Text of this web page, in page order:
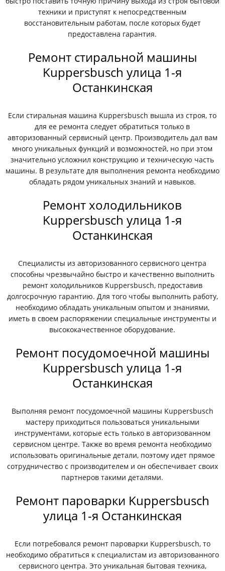
техники и приступят к непосредственным
восстановительным работам, после которых будет
предоставлена гарантия.
Ремонт стиральной машины
Kuppersbusch улица 1-я
Останкинская
Если стиральная машина Kuppersbusch вышла из строя, то
для ее ремонта следует обратиться только в
авторизованный сервисный центр. Производитель дал вам
много уникальных функций и возможностей, но при этом
значительно усложнил конструкцию и техническую часть
машины. В результате для выполнения ремонта необходимо
обладать рядом уникальных знаний и навыков.
Ремонт холодильников
Kuppersbusch улица 1-я
Останкинская
Специалисты из авторизованного сервисного центра
способны чрезвычайно быстро и качественно выполнить
ремонт холодильников Kuppersbusch, предоставив
долгосрочную гарантию. Для того чтобы выполнить работу,
необходимо обладать уникальным опытом и знаниями,
иметь в своем распоряжении специальные инструменты и
высококачественное оборудование.
Ремонт посудомоечной машины
Kuppersbusch улица 1-я
Останкинская
Выполняя ремонт посудомоечной машины Kuppersbusch
мастеру приходиться пользоваться уникальными
инструментами, которые есть только в авторизованном
сервисном центре. Также во время ремонта необходимо
использовать оригинальные детали, поэтому идет прямое
сотрудничество с производителем и он обеспечивает своих
партнеров такими деталями.
Ремонт пароварки Kuppersbusch
улица 1-я Останкинская
Если потребовался ремонт пароварки Kuppersbusch, то
необходимо обратиться к специалистам из авторизованного
сервисного центра. Это уникальная бытовая техника,